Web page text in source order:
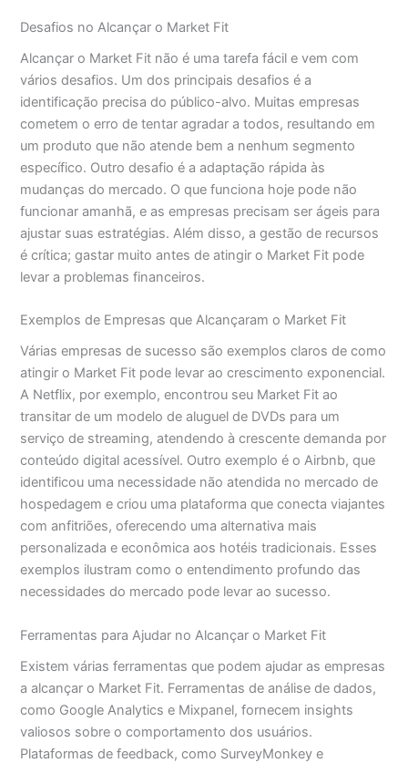
Desafios no Alcançar o Market Fit
Alcançar o Market Fit não é uma tarefa fácil e vem com
vários desafios. Um dos principais desafios é a
identificação precisa do público-alvo. Muitas empresas
cometem o erro de tentar agradar a todos, resultando em
um produto que não atende bem a nenhum segmento
específico. Outro desafio é a adaptação rápida às
mudanças do mercado. O que funciona hoje pode não
funcionar amanhã, e as empresas precisam ser ágeis para
ajustar suas estratégias. Além disso, a gestão de recursos
é crítica; gastar muito antes de atingir o Market Fit pode
levar a problemas financeiros.
Exemplos de Empresas que Alcançaram o Market Fit
Várias empresas de sucesso são exemplos claros de como
atingir o Market Fit pode levar ao crescimento exponencial.
A Netflix, por exemplo, encontrou seu Market Fit ao
transitar de um modelo de aluguel de DVDs para um
serviço de streaming, atendendo à crescente demanda por
conteúdo digital acessível. Outro exemplo é o Airbnb, que
identificou uma necessidade não atendida no mercado de
hospedagem e criou uma plataforma que conecta viajantes
com anfitriões, oferecendo uma alternativa mais
personalizada e econômica aos hotéis tradicionais. Esses
exemplos ilustram como o entendimento profundo das
necessidades do mercado pode levar ao sucesso.
Ferramentas para Ajudar no Alcançar o Market Fit
Existem várias ferramentas que podem ajudar as empresas
a alcançar o Market Fit. Ferramentas de análise de dados,
como Google Analytics e Mixpanel, fornecem insights
valiosos sobre o comportamento dos usuários.
Plataformas de feedback, como SurveyMonkey e